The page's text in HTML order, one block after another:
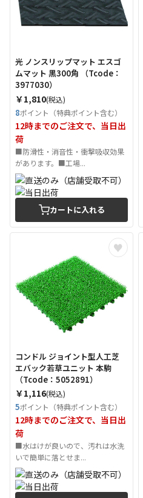
光 ノンスリップマット エスゴ
ムマット 黒300角 （Tcode：
3977030）
￥1,810(税込)
8ポイント（特典ポイント含む）
12時までのご注文で、当日出
荷
■防滑性・消音性・衝撃吸収効果
があります。■工場...
カートに入れる
コンドル ジョイント型人工芝
エバック若草ユニット 本駒
（Tcode：5052891）
￥1,116(税込)
5ポイント（特典ポイント含む）
12時までのご注文で、当日出
荷
■水はけが良いので、汚れは水洗
いで簡単に落とせま...